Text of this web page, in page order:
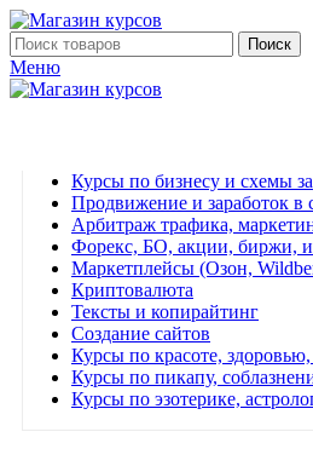
Поиск
Меню
Курсы по бизнесу и схемы
Продвижение и заработок в
Арбитраж трафика,
Форекс, БО, акции, биржи,
Маркетплейсы (Озон,
Криптовалюта
Тексты и копирайтинг
Создание сайтов
Курсы по красоте,
Курсы по пикапу,
Курсы по эзотерике,